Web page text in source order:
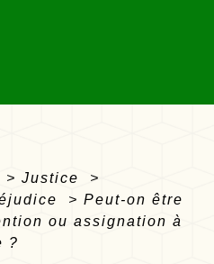
> Justice
>
> Peut-on être
ou assignation à
?